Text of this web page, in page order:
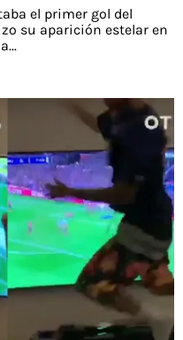
el primer gol del
su aparición estelar en